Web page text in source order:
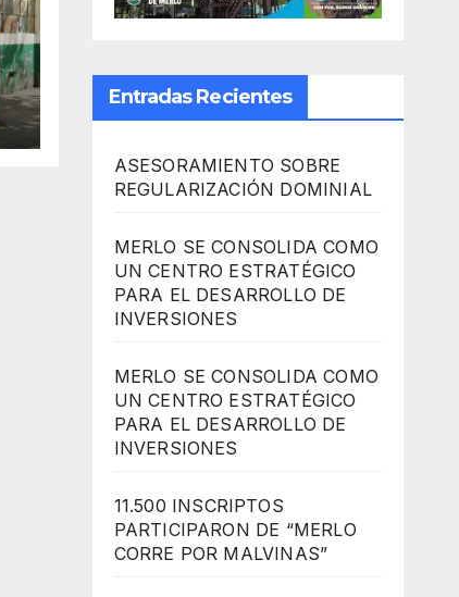
Entradas Recientes
ASESORAMIENTO SOBRE
REGULARIZACIÓN DOMINIAL
MERLO SE CONSOLIDA COMO
UN CENTRO ESTRATÉGICO
PARA EL DESARROLLO DE
INVERSIONES
MERLO SE CONSOLIDA COMO
UN CENTRO ESTRATÉGICO
PARA EL DESARROLLO DE
INVERSIONES
11.500 INSCRIPTOS
PARTICIPARON DE “MERLO
CORRE POR MALVINAS”